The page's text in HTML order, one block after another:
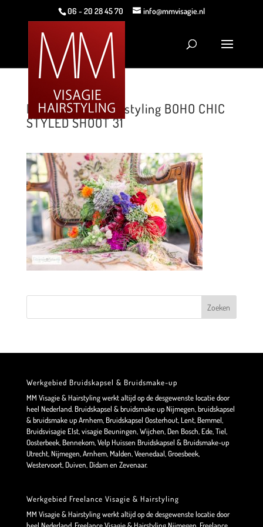
06 - 20 28 45 70 info@mmvisagie.nl
MM Visagie & Hairstyling BOHO CHIC
STYLED SHOOT 31
Werkgebied Bruidskapsel & Bruidsmake-up
MM Visagie & Hairstyling werkt altijd op de desgewenste locatie door
heel Nederland. Bruidskapsel & bruidsmake up Nijmegen, bruidskapsel
& bruidsmake up Arnhem, Bruidskapsel Oosterhout, Lent, Bemmel,
Bruidsvisagie Elst, visagie Beuningen, Wijchen, Den Bosch, Ede, Tiel,
Oosterbeek, Bennekom, Velp Huissen Bruidskapsel & Bruidsmake-up
Utrecht, Nijmegen, Arnhem, Malden, Veenedaal, Groesbeek,
Westervoort, Duiven, Didam en Zevenaar.
Werkgebied Freelance Visagie & Hairstyling
MM Visagie & Hairstyling werkt altijd op de desgewenste locatie door